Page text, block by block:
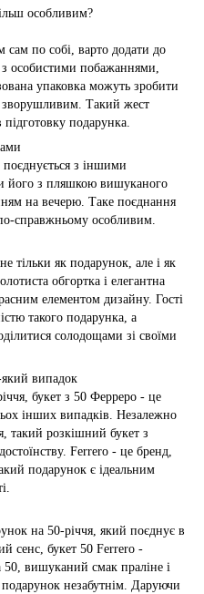
особливим?
по собі, варто додати до
особистими побажаннями,
упаковка можуть зробити
зворушливим. Такий жест
подарунка.
з іншими
його з пляшкою вишуканого
на вечерю. Таке поєднання
справжньому особливим.
тільки як подарунок, але і як
обгортка і елегантна
елементом дизайну. Гості
такого подарунка, а
солодощами зі своїми
випадок
букет з 50 Ферреро - це
інших випадків. Незалежно
такий розкішний букет з
Ferrero - це бренд,
подарунок є ідеальним
на 50-річчя, який поєднує в
сенс, букет 50 Ferrero -
50, вишуканий смак праліне і
незабутнім. Даруючи